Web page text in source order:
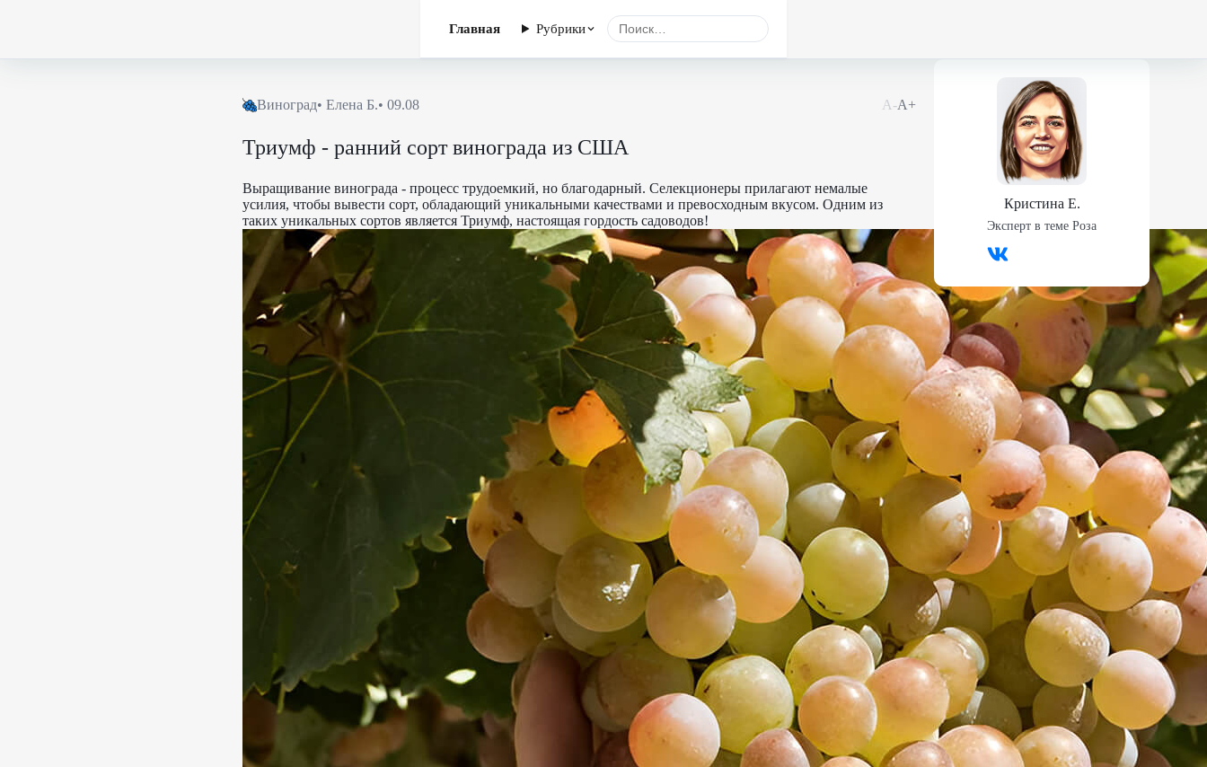
Главная Рубрики
Виноград• Елена Б.• 09.08 А-А+
Триумф - ранний сорт винограда из США
Выращивание винограда - процесс трудоемкий, но благодарный. Селекционеры прилагают немалые
усилия, чтобы вывести сорт, обладающий уникальными качествами и превосходным вкусом. Одним из
таких уникальных сортов является Триумф, настоящая гордость садоводов!
Кристина Е.
Эксперт в теме Роза